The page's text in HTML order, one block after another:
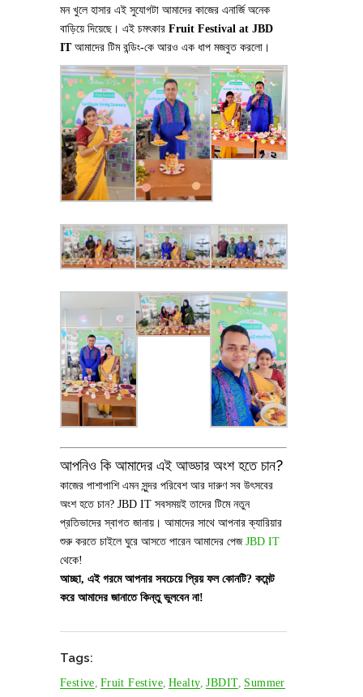
মন খুলে হাসার এই সুযোগটা আমাদের কাজের এনার্জি অনেক
বাড়িয়ে দিয়েছে। এই চমৎকার Fruit Festival at JBD
ITআমাদের টিম বন্ডিং-কে আরও এক ধাপ মজবুত করলো।
আপনিও কি আমাদের এই আড্ডার অংশ হতে চান?
কাজের পাশাপাশি এমন সুন্দর পরিবেশ আর দারুণ সব উৎসবের
অংশ হতে চান? JBD IT সবসময়ই তাদের টিমে নতুন
প্রতিভাদের স্বাগত জানায়। আমাদের সাথে আপনার ক্যারিয়ার
শুরু করতে চাইলে ঘুরে আসতে পারেন আমাদের পেজ JBD IT
থেকে!
আচ্ছা, এই গরমে আপনার সবচেয়ে প্রিয় ফল কোনটি? কমেন্ট
করে আমাদের জানাতে কিন্তু ভুলবেন না!
Tags:
Festive Fruit Festive Healty JBDIT Summer